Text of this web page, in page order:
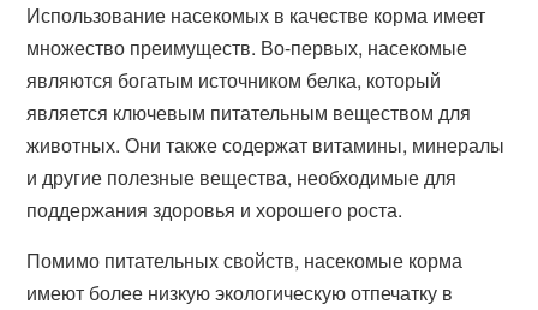
Использование насекомых в качестве корма имеет
множество преимуществ. Во-первых, насекомые
являются богатым источником белка, который
является ключевым питательным веществом для
животных. Они также содержат витамины, минералы
и другие полезные вещества, необходимые для
поддержания здоровья и хорошего роста.
Помимо питательных свойств, насекомые корма
имеют более низкую экологическую отпечатку в